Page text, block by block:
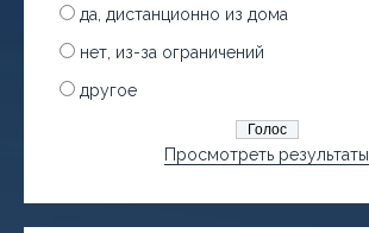
да, дистанционно из дома
нет, из-за ограничений
другое
Просмотреть результаты